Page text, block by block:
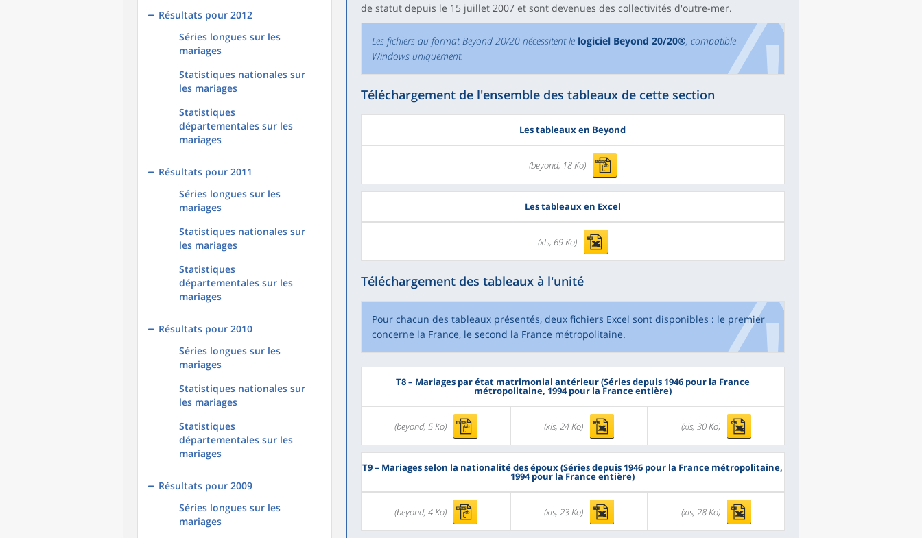
Résultats pour 2012
Séries longues sur les
mariages
Statistiques nationales sur
les mariages
Statistiques
départementales sur les
mariages
Résultats pour 2011
Séries longues sur les
mariages
Statistiques nationales sur
les mariages
Statistiques
départementales sur les
mariages
Résultats pour 2010
Séries longues sur les
mariages
Statistiques nationales sur
les mariages
Statistiques
départementales sur les
mariages
Résultats pour 2009
Séries longues sur les
mariages
de statut depuis le 15 juillet 2007 et sont devenues des collectivités d'outre-mer.
Les fichiers au format Beyond 20/20 nécessitent le logiciel Beyond 20/20®, compatible
Windows uniquement.
Téléchargement de l'ensemble des tableaux de cette section
Les tableaux en Beyond
(beyond, 18 Ko)
Les tableaux en Excel
(xls, 69 Ko)
Téléchargement des tableaux à l'unité
Pour chacun des tableaux présentés, deux fichiers Excel sont disponibles : le premier
concerne la France, le second la France métropolitaine.
T8– Mariages par état matrimonial antérieur (Séries depuis 1946 pour la France
métropolitaine, 1994 pour la France entière)
(beyond, 5 Ko) (xls, 24 Ko) (xls, 30 Ko)
T9– Mariages selon la nationalité des époux (Séries depuis 1946 pour la France métropolitaine,
1994 pour la France entière)
(beyond, 4 Ko) (xls, 23 Ko) (xls, 28 Ko)